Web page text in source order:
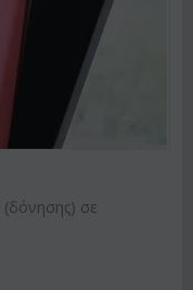
(δόνησης) σε